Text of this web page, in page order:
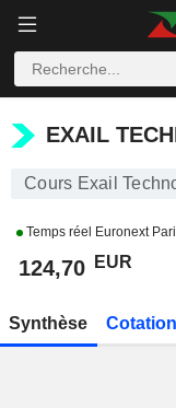
EXAIL
EXAIL
Cours Exail
Temps réel Euronext
124,70 EUR
Synthèse